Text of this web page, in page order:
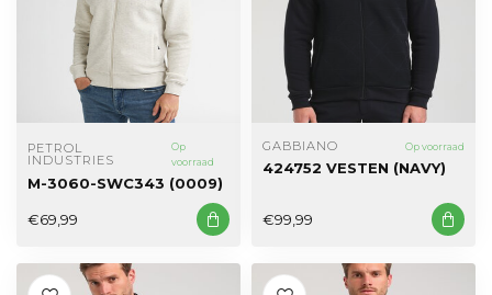
PETROL
INDUSTRIES
Op
voorraad
M-3060-SWC343 (0009)
€69,99
GABBIANO Op voorraad
424752 VESTEN (NAVY)
€99,99